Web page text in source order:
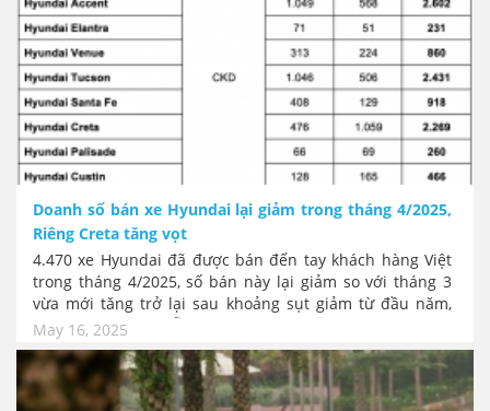
Doanh số bán xe Hyundai lại giảm trong tháng 4/2025,
Riêng Creta tăng vọt
4.470 xe Hyundai đã được bán đến tay khách hàng Việt
trong tháng 4/2025, số bán này lại giảm so với tháng 3
vừa mới tăng trở lại sau khoảng sụt giảm từ đầu năm,
tuy nhiên riêng mẫu SUV cỡ B là Creta lại có sức bán
tăng mạnh mẽ gần gấp 3 lần.
May 16, 2025